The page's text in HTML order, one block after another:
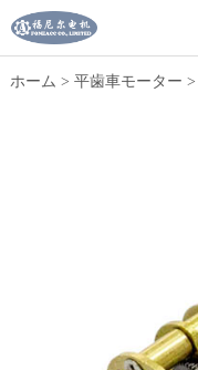
ホーム > 平歯車モーター >